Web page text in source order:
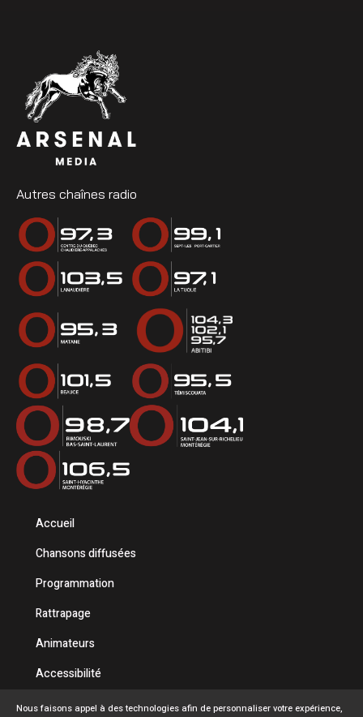
Autres chaînes radio
Accueil
Chansons diffusées
Programmation
Rattrapage
Animateurs
Accessibilité
Politique de confidentialité
Nous faisons appel à des technologies afin de personnaliser votre expérience,